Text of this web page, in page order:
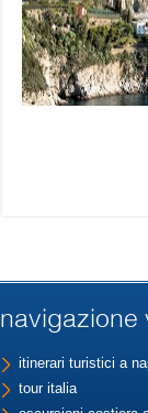
navigazione
itinerari turistici a
tour italia